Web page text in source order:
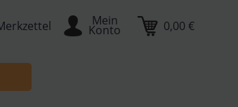
Mein
Konto 0,00 €